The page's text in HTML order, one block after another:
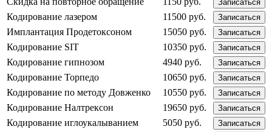
Записаться
Кодирование лазером 11500 руб. Записаться
Имплантация Продетоксоном 15050 руб. Записаться
Кодирование SIT 10350 руб. Записаться
Кодирование гипнозом 4940 руб. Записаться
Кодирование Торпедо 10650 руб. Записаться
Кодирование по методу Довженко 10550 руб. Записаться
Кодирование Налтрексон 19650 руб. Записаться
Кодирование иглоукалыванием 5050 руб. Записаться